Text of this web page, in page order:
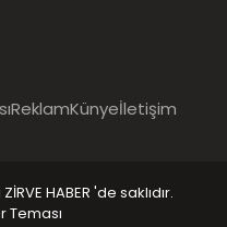
ReklamKünyeİletişim
HABER 'de saklıdır.
Teması